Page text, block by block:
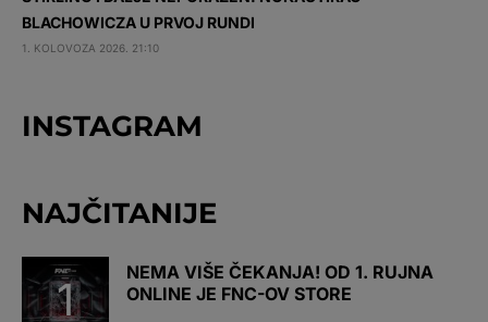
BLACHOWICZA U PRVOJ RUNDI
1. KOLOVOZA 2026. 21:10
INSTAGRAM
NAJČITANIJE
NEMA VIŠE ČEKANJA! OD 1. RUJNA
ONLINE JE FNC-OV STORE